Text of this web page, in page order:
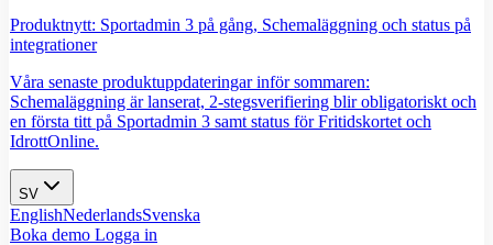
Produktnytt: Sportadmin 3 på gång, Schemaläggning och status på
integrationer
Våra senaste produktuppdateringar inför sommaren:
Schemaläggning är lanserat, 2-stegsverifiering blir obligatoriskt och
en första titt på Sportadmin 3 samt status för Fritidskortet och
IdrottOnline.
SV
EnglishNederlandsSvenska
Boka demo Logga in